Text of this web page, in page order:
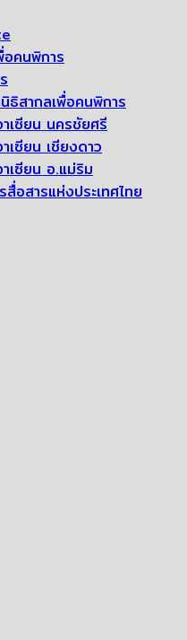
คนพิการ
ธิสากลเพื่อคนพิการ
เซียน นครชัยศรี
เซียน เชียงดาว
เซียน อ.แม่ริม
อสารแห่งประเทศไทย